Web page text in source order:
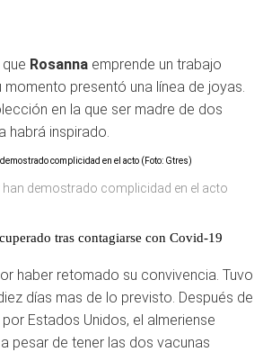
Rosanna emprende un trabajo
momento presentó una línea de joyas.
en la que ser madre de dos
habrá inspirado.
han demostrado complicidad en el acto
tras contagiarse con Covid-19
haber retomado su convivencia. Tuvo
días mas de lo previsto. Después de
Estados Unidos, el almeriense
pesar de tener las dos vacunas